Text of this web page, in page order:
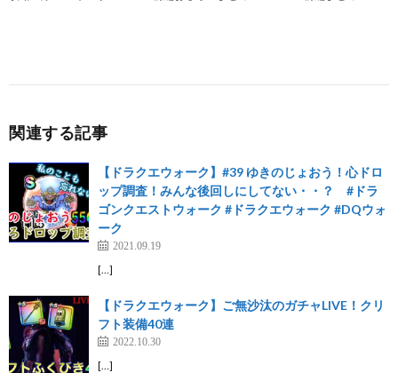
関連する記事
【ドラクエウォーク】#39 ゆきのじょおう！心ドロ
ップ調査！みんな後回しにしてない・・？ #ドラ
ゴンクエストウォーク #ドラクエウォーク #DQウォ
ーク
2021.09.19
[…]
【ドラクエウォーク】ご無沙汰のガチャLIVE！クリ
フト装備40連
2022.10.30
[…]